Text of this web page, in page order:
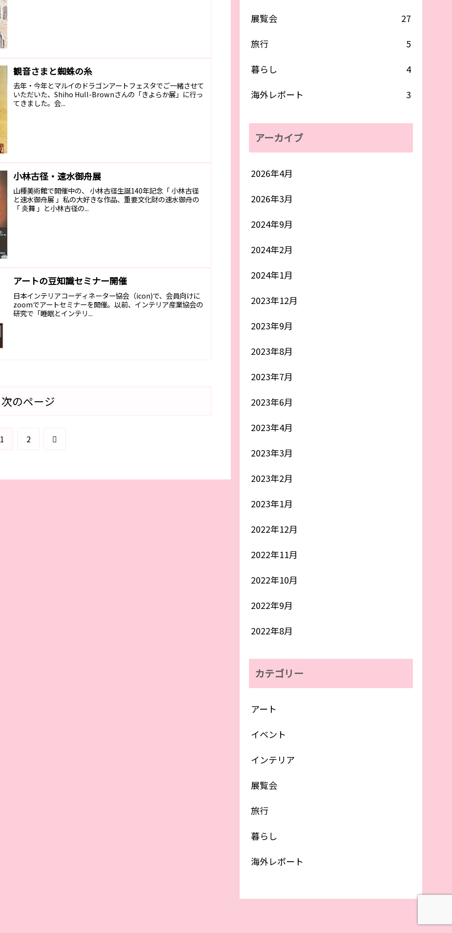
観音さまと蜘蛛の糸
去年・今年とマルイのドラゴンアートフェスタでご一緒させて
いただいた、Shiho Hull-Brownさんの「きよらか展」に行っ
てきました。会...
小林古径・速水御舟展
山種美術館で開催中の、 小林古径生誕140年記念「 小林古径
と速水御舟展 」私の大好きな作品、重要文化財の速水御舟の
「 炎舞 」と小林古径の...
アートの豆知識セミナー開催
日本インテリアコーディネーター協会（icon)で、会員向けに
zoomでアートセミナーを開催。以前、インテリア産業協会の
研究で「睡眠とインテリ...
次のページ
1 2
次
展覧会
27
旅行
5
暮らし
4
海外レポート
3
アーカイブ
2026年4月
2026年3月
2024年9月
2024年2月
2024年1月
2023年12月
2023年9月
2023年8月
2023年7月
2023年6月
2023年4月
2023年3月
2023年2月
2023年1月
2022年12月
2022年11月
2022年10月
2022年9月
2022年8月
カテゴリー
アート
イベント
インテリア
展覧会
旅行
暮らし
海外レポート